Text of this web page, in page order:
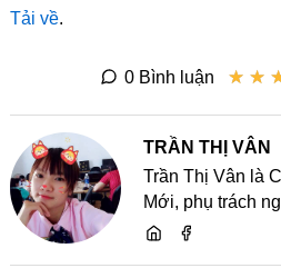
Tải về.
★ ★
★ ★
0 Bình luận
TRẦN THỊ VÂN
Trần Thị Vân là
Mới, phụ trách
dung và chia sẻ